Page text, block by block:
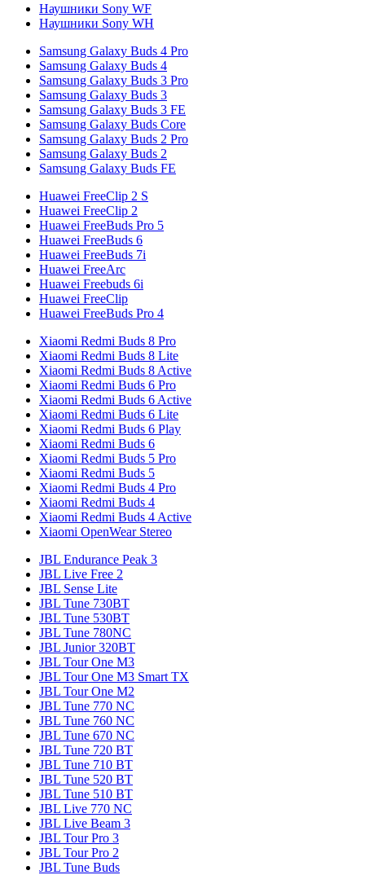
Наушники Sony WF
Наушники Sony WH
Samsung Galaxy Buds 4 Pro
Samsung Galaxy Buds 4
Samsung Galaxy Buds 3 Pro
Samsung Galaxy Buds 3
Samsung Galaxy Buds 3 FE
Samsung Galaxy Buds Core
Samsung Galaxy Buds 2 Pro
Samsung Galaxy Buds 2
Samsung Galaxy Buds FE
Huawei FreeClip 2 S
Huawei FreeClip 2
Huawei FreeBuds Pro 5
Huawei FreeBuds 6
Huawei FreeBuds 7i
Huawei FreeArc
Huawei Freebuds 6i
Huawei FreeClip
Huawei FreeBuds Pro 4
Xiaomi Redmi Buds 8 Pro
Xiaomi Redmi Buds 8 Lite
Xiaomi Redmi Buds 8 Active
Xiaomi Redmi Buds 6 Pro
Xiaomi Redmi Buds 6 Active
Xiaomi Redmi Buds 6 Lite
Xiaomi Redmi Buds 6 Play
Xiaomi Redmi Buds 6
Xiaomi Redmi Buds 5 Pro
Xiaomi Redmi Buds 5
Xiaomi Redmi Buds 4 Pro
Xiaomi Redmi Buds 4
Xiaomi Redmi Buds 4 Active
Xiaomi OpenWear Stereo
JBL Endurance Peak 3
JBL Live Free 2
JBL Sense Lite
JBL Tune 730BT
JBL Tune 530BT
JBL Tune 780NC
JBL Junior 320BT
JBL Tour One M3
JBL Tour One M3 Smart TX
JBL Tour One M2
JBL Tune 770 NC
JBL Tune 760 NC
JBL Tune 670 NC
JBL Tune 720 BT
JBL Tune 710 BT
JBL Tune 520 BT
JBL Tune 510 BT
JBL Live 770 NC
JBL Live Beam 3
JBL Tour Pro 3
JBL Tour Pro 2
JBL Tune Buds